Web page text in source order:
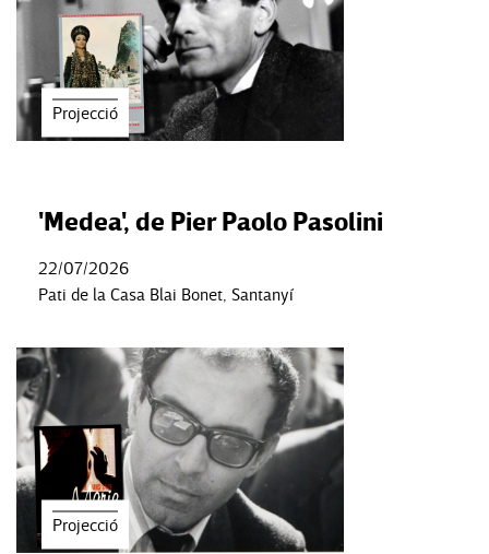
Projecció
'Medea', de Pier Paolo Pasolini
22/07/2026
Pati de la Casa Blai Bonet, Santanyí
Projecció